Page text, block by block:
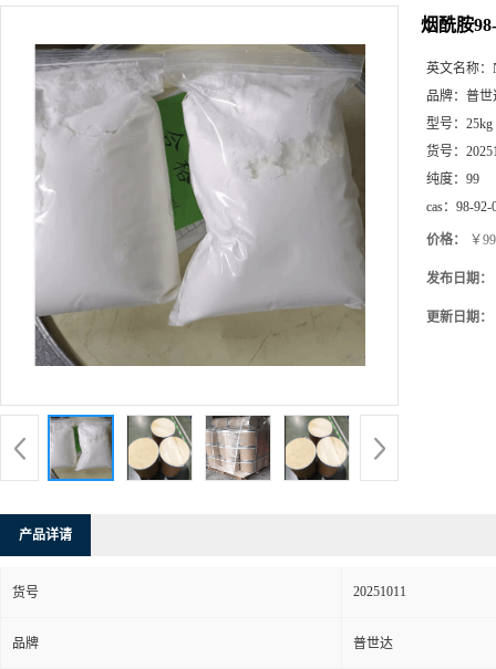
烟酰胺
英文名称：
品牌： 普世
型号： 25kg
货号：
纯度： 99
cas： 98-92-
价格： ￥
发布日期：
更新日期：
产品详请
货号 20251011
品牌 普世达